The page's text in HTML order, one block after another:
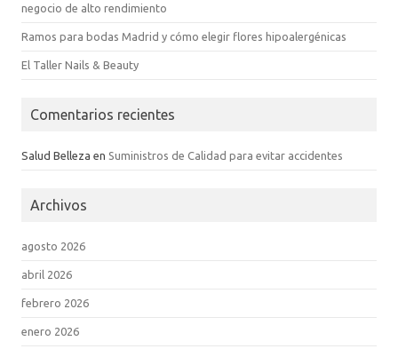
negocio de alto rendimiento
Ramos para bodas Madrid y cómo elegir flores hipoalergénicas
El Taller Nails & Beauty
Comentarios recientes
Salud Belleza en Suministros de Calidad para evitar accidentes
Archivos
agosto 2026
abril 2026
febrero 2026
enero 2026